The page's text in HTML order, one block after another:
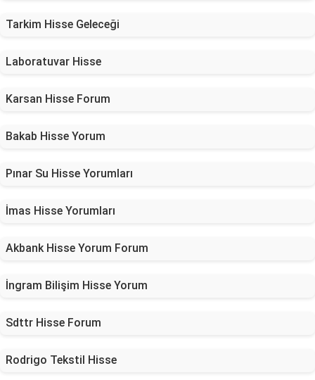
Tarkim Hisse Geleceği
Laboratuvar Hisse
Karsan Hisse Forum
Bakab Hisse Yorum
Pınar Su Hisse Yorumları
İmas Hisse Yorumları
Akbank Hisse Yorum Forum
İngram Bilişim Hisse Yorum
Sdttr Hisse Forum
Rodrigo Tekstil Hisse